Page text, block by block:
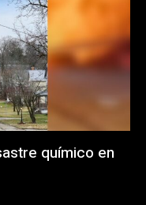
químico en